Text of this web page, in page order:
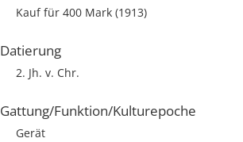
Kauf für 400 Mark (1913)
Datierung
2. Jh. v. Chr.
Gattung/Funktion/Kulturepoche
Gerät